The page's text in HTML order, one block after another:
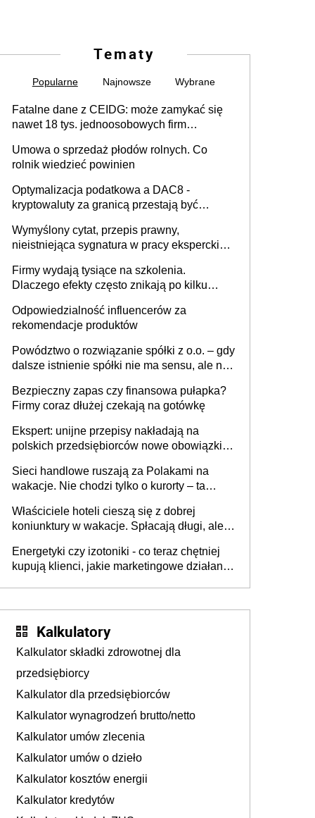
Tematy
Popularne Najnowsze Wybrane
Fatalne dane z CEIDG: może zamykać się
nawet 18 tys. jednoosobowych firm
Umowa o sprzedaż płodów rolnych. Co
rolnik wiedzieć powinien
Optymalizacja podatkowa a DAC8 -
kryptowaluty za granicą przestają być
Wymyślony cytat, przepis prawny,
nieistniejąca sygnatura w pracy eksperckiej -
firmie
Firmy wydają tysiące na szkolenia.
Dlaczego efekty często znikają po kilku
Odpowiedzialność influencerów za
rekomendacje produktów
Powództwo o rozwiązanie spółki z o.o. – gdy
dalsze istnienie spółki nie ma sensu, ale nie
Bezpieczny zapas czy finansowa pułapka?
Firmy coraz dłużej czekają na gotówkę
Ekspert: unijne przepisy nakładają na
polskich przedsiębiorców nowe obowiązki w
Sieci handlowe ruszają za Polakami na
wakacje. Nie chodzi tylko o kurorty – ta
tam, gdzie wielu spędzi urlop po cichu
Właściciele hoteli cieszą się z dobrej
koniunktury w wakacje. Spłacają długi, ale
Energetyki czy izotoniki - co teraz chętniej
kupują klienci, jakie marketingowe działania
Kalkulatory
Kalkulator składki zdrowotnej dla
przedsiębiorcy
Kalkulator dla przedsiębiorców
Kalkulator wynagrodzeń brutto/netto
Kalkulator umów zlecenia
Kalkulator umów o dzieło
Kalkulator kosztów energii
Kalkulator kredytów